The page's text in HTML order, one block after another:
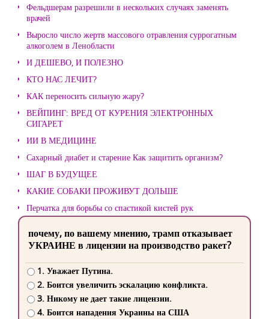
Фельдшерам разрешили в нескольких случаях заменять
врачей
Выросло число жертв массового отравления суррогатным
алкоголем в Ленобласти
И ДЕШЕВО, И ПОЛЕЗНО
КТО НАС ЛЕЧИТ?
КАК переносить сильную жару?
ВЕЙПИНГ: ВРЕД ОТ КУРЕНИЯ ЭЛЕКТРОННЫХ
СИГАРЕТ
ИИ В МЕДИЦИНЕ
Сахарный диабет и старение Как защитить организм?
ШАГ В БУДУЩЕЕ
КАКИЕ СОБАКИ ПРОЖИВУТ ДОЛЬШЕ
Перчатка для борьбы со спастикой кистей рук
почему, по вашему мнению, трамп отказывает
УКРАИНЕ в лицензии на производство ракет?
1. Уважает Путина.
2. Боится увеличить эскалацию конфликта.
3. Никому не дает такие лицензии.
4. Боится нападения Украины на США